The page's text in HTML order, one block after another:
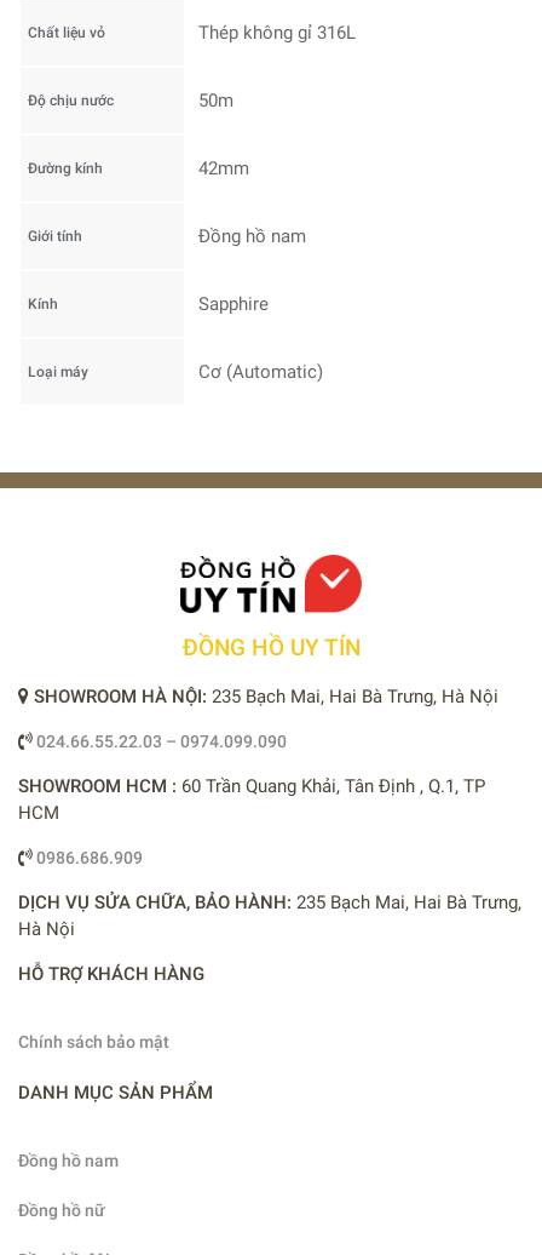
Chất liệu vỏ Thép không gỉ 316L
Độ chịu nước 50m
Đường kính 42mm
Giới tính Đồng hồ nam
Kính Sapphire
Loại máy Cơ (Automatic)
ĐỒNG HỒ UY TÍN
SHOWROOM HÀ NỘI: 235 Bạch Mai, Hai Bà Trưng, Hà Nội
024.66.55.22.03 – 0974.099.090
SHOWROOM HCM : 60 Trần Quang Khải, Tân Định , Q.1, TP
HCM
0986.686.909
DỊCH VỤ SỬA CHỮA, BẢO HÀNH: 235 Bạch Mai, Hai Bà Trưng,
Hà Nội
HỖ TRỢ KHÁCH HÀNG
Chính sách bảo mật
DANH MỤC SẢN PHẨM
Đồng hồ nam
Đồng hồ nữ